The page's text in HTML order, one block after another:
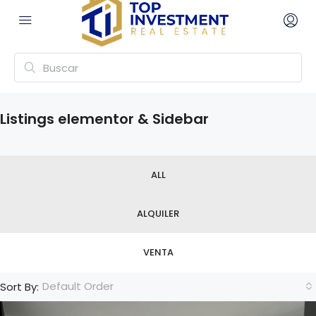
Listings elementor & Sidebar
ALL
ALQUILER
VENTA
Sort By: Default Order